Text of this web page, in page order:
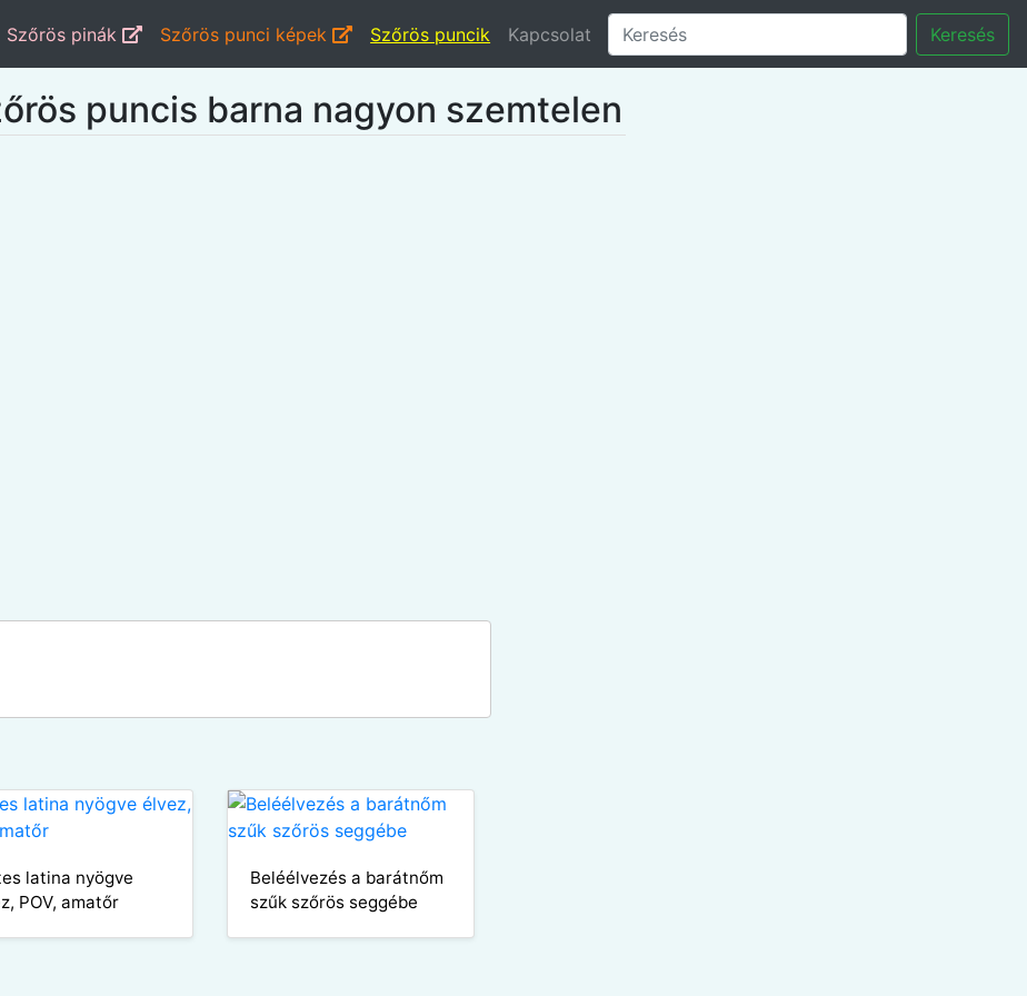
Szőrös pinák Szőrös punci képek Szőrös puncik Kapcsolat Keresés
puncis barna nagyon szemtelen
latina nyögve
POV, amatőr
Beléélvezés a barátnőm
szűk szőrös seggébe